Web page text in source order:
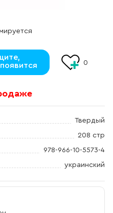
0
Твердый
208 стр
978-966-10-5573-4
украинский